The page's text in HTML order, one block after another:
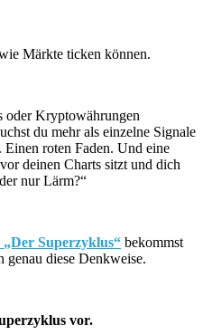
Märkte ticken können.
oder Kryptowährungen
du mehr als einzelne Signale
roten Faden. Und eine
deinen Charts sitzt und dich
nur Lärm?“
„Der Superzyklus“ bekommst
genau diese Denkweise.
vor.